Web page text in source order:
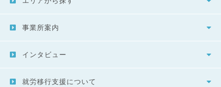
事業所案内
インタビュー
就労移行支援について